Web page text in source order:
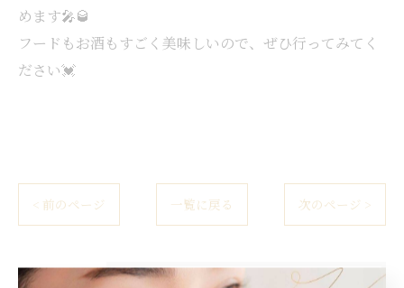
めます🎤🥃
フードもお酒もすごく美味しいので、ぜひ行ってみてく
ださい💓
< 前のページ 一覧に戻る 次のページ >